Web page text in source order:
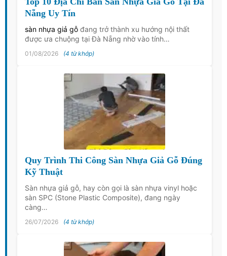
Nẵng Uy Tín
sàn nhựa giả gỗ đang trở thành xu hướng nội thất
được ưa chuộng tại Đà Nẵng nhờ vào tính…
01/08/2026 (4 từ khớp)
Quy Trình Thi Công Sàn Nhựa Giả Gỗ Đúng
Kỹ Thuật
Sàn nhựa giả gỗ, hay còn gọi là sàn nhựa vinyl hoặc
sàn SPC (Stone Plastic Composite), đang ngày
càng…
26/07/2026 (4 từ khớp)